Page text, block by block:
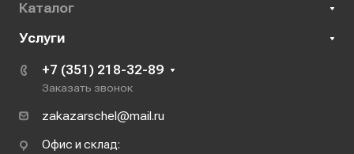
Каталог
Услуги
+7 (351) 218-32-89
Заказать звонок
zakazarschel@mail.ru
Офис и склад: